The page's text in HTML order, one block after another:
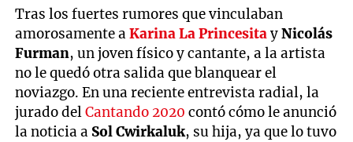
Tras los fuertes rumores que vinculaban
amorosamente aKarina La PrincesitayNicolás
Furman, un joven físico y cantante, a la artista
no le quedó otra salida que blanquear el
noviazgo. En una reciente entrevista radial, la
jurado delCantando 2020 contó cómo le anunció
la noticia a SolCwirkaluk, su hija, ya que lo tuvo